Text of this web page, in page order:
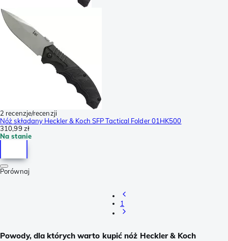
2 recenzje/recenzji
Nóż składany Heckler & Koch SFP Tactical Folder 01HK500
310,99 zł
Na stanie
Porównaj
1
Powody, dla których warto kupić nóż Heckler & Koch